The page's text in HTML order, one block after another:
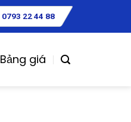
0793 22 44 88
Bảng giá